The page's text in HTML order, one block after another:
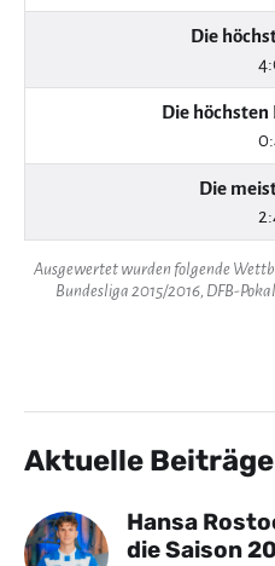
Die
Die
Die
Ausgewertet wurden folgende
Bundesliga 2015/2016, DFB-
Aktuelle Beiträge
Hansa
die Saison